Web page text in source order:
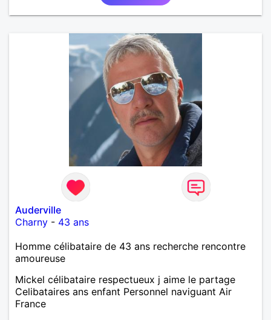
Auderville
Charny - 43 ans
Homme célibataire de 43 ans recherche rencontre
amoureuse
Mickel célibataire respectueux j aime le partage
Celibataires ans enfant Personnel naviguant Air
France